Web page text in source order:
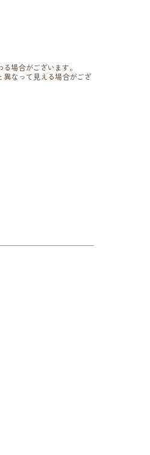
場合がございます。
なって見える場合がござ